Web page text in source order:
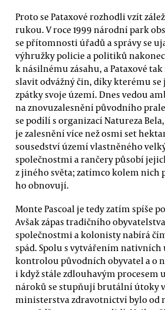
Proto se Pataxové rozhodli vzít
rukou. V roce 1999 národní park
se přítomnosti úřadů a správy se
výhružky policie a politiků
k násilnému zásahu, a Pataxové
slavit odvážný čin, díky kterému
zpátky svoje území. Dnes vedou
na znovuzalesnění původního
se podílí s organizací Natureza
je zalesnění více než osmi set
sousedství území vlastněného
společnostmi a rančery působí
z jiného světa; zatímco kolem nich
ho obnovují.
Monte Pascoal je tedy zatím spíše
Avšak zápas tradičního
společnostmi a kolonisty nabírá
spád. Spolu s vytvářením
kontrolou původních obyvatel a o
i když stále zdlouhavým procesem
nároků se stupňují brutální útoky
ministerstva zdravotnictví bylo od